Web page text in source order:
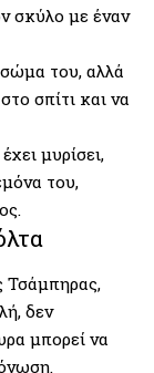
σκύλο με έναν
του, αλλά
σπίτι και να
μυρίσει,
του,
Τσάμπηρας,
δεν
μπορεί να